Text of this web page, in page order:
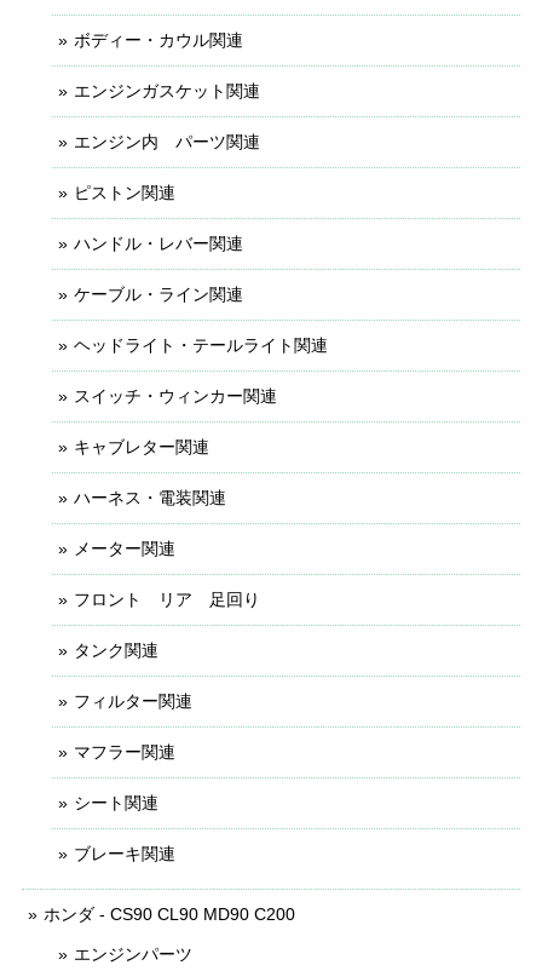
ボディー・カウル関連
エンジンガスケット関連
エンジン内 パーツ関連
ピストン関連
ハンドル・レバー関連
ケーブル・ライン関連
ヘッドライト・テールライト関連
スイッチ・ウィンカー関連
キャブレター関連
ハーネス・電装関連
メーター関連
フロント リア 足回り
タンク関連
フィルター関連
マフラー関連
シート関連
ブレーキ関連
ホンダ - CS90 CL90 MD90 C200
エンジンパーツ